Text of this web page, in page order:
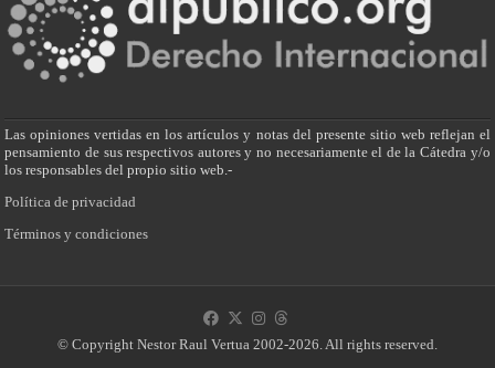
Las opiniones vertidas en los artículos y notas del presente sitio web reflejan el
pensamiento de sus respectivos autores y no necesariamente el de la Cátedra y/o
los responsables del propio sitio web.-
Política de privacidad
Términos y condiciones
© Copyright Nestor Raul Vertua 2002-2026. All rights reserved.